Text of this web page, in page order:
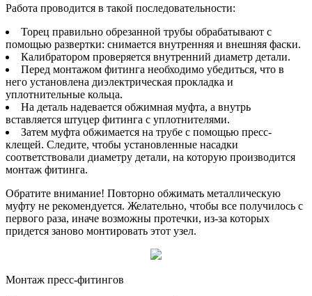
Работа проводится в такой последовательности:
Торец правильно обрезанной трубы обрабатывают с
помощью развертки: снимается внутренняя и внешняя фаски.
Калибратором проверяется внутренний диаметр детали.
Перед монтажом фитинга необходимо убедиться, что в
него установлена диэлектрическая прокладка и
уплотнительные кольца.
На деталь надевается обжимная муфта, а внутрь
вставляется штуцер фитинга с уплотнителями.
Затем муфта обжимается на трубе с помощью пресс-
клещей. Следите, чтобы установленные насадки
соответствовали диаметру детали, на которую производится
монтаж фитинга.
Обратите внимание! Повторно обжимать металлическую
муфту не рекомендуется. Желательно, чтобы все получилось с
первого раза, иначе возможны протечки, из-за которых
придется заново монтировать этот узел.
Монтаж пресс-фитингов